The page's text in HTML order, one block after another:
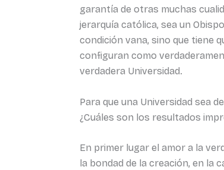
garantía de otras muchas
jerarquía católica, sea un
condición vana, sino que tiene
configuran como
verdadera Universidad.
Para que una Universidad sea
¿Cuáles son los resultados
En primer lugar el amor a la
la bondad de la creación, en la